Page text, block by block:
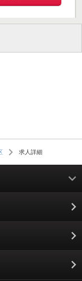
求人詳細